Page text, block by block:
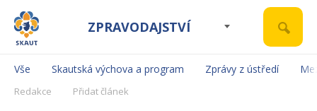
ZPRAVODAJSTVÍ
Vše Skautská výchova a program Zprávy z ústředí
Redakce Přidat článek